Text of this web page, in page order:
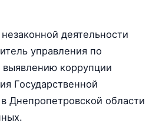
деятельности
управления по
коррупции
Государственной
Днепропетровской области